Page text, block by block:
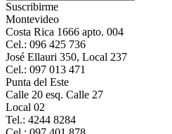
Suscribirme
Montevideo
Costa Rica 1666 apto. 004
Cel.: 096 425 736
José Ellauri 350, Local 237
Cel.: 097 013 471
Punta del Este
Calle 20 esq. Calle 27
Local 02
Tel.: 4244 8284